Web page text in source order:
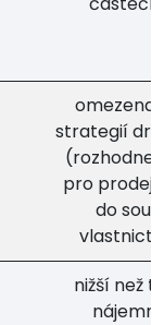
omezena
strategií
pro prodej
do souk.
nižší než